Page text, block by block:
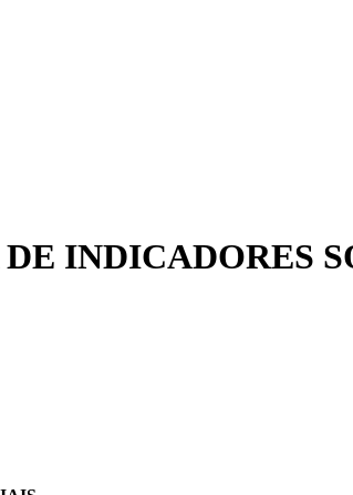
INDICADORES